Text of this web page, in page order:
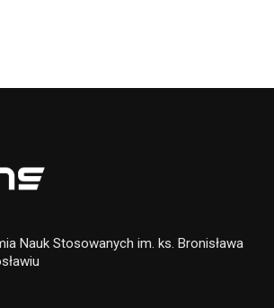
Nauk Stosowanych im. ks. Bronisława